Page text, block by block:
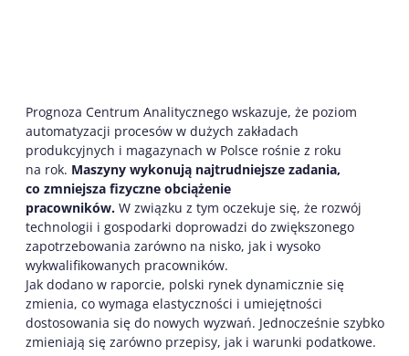
Prognoza Centrum Analitycznego wskazuje, że poziom
automatyzacji procesów w dużych zakładach
produkcyjnych i magazynach w Polsce rośnie z roku
na rok. Maszyny wykonują najtrudniejsze zadania,
co zmniejsza fizyczne obciążenie
pracowników. W związku z tym oczekuje się, że rozwój
technologii i gospodarki doprowadzi do zwiększonego
zapotrzebowania zarówno na nisko, jak i wysoko
wykwalifikowanych pracowników.
Jak dodano w raporcie, polski rynek dynamicznie się
zmienia, co wymaga elastyczności i umiejętności
dostosowania się do nowych wyzwań. Jednocześnie szybko
zmieniają się zarówno przepisy, jak i warunki podatkowe.